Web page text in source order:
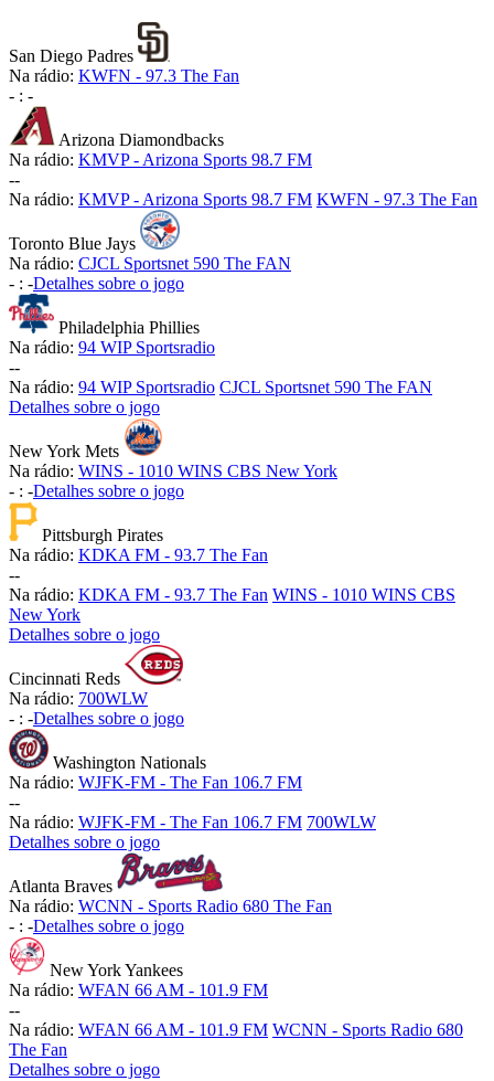
San Diego Padres
Na rádio: KWFN - 97.3 The Fan
- : -
Arizona Diamondbacks
Na rádio: KMVP - Arizona Sports 98.7 FM
--
Na rádio: KMVP - Arizona Sports 98.7 FM KWFN - 97.3 The Fan
Toronto Blue Jays
Na rádio: CJCL Sportsnet 590 The FAN
- : -Detalhes sobre o jogo
Philadelphia Phillies
Na rádio: 94 WIP Sportsradio
--
Na rádio: 94 WIP Sportsradio CJCL Sportsnet 590 The FAN
Detalhes sobre o jogo
New York Mets
Na rádio: WINS - 1010 WINS CBS New York
- : -Detalhes sobre o jogo
Pittsburgh Pirates
Na rádio: KDKA FM - 93.7 The Fan
--
Na rádio: KDKA FM - 93.7 The Fan WINS - 1010 WINS CBS
New York
Detalhes sobre o jogo
Cincinnati Reds
Na rádio: 700WLW
- : -Detalhes sobre o jogo
Washington Nationals
Na rádio: WJFK-FM - The Fan 106.7 FM
--
Na rádio: WJFK-FM - The Fan 106.7 FM 700WLW
Detalhes sobre o jogo
Atlanta Braves
Na rádio: WCNN - Sports Radio 680 The Fan
- : -Detalhes sobre o jogo
New York Yankees
Na rádio: WFAN 66 AM - 101.9 FM
--
Na rádio: WFAN 66 AM - 101.9 FM WCNN - Sports Radio 680
The Fan
Detalhes sobre o jogo